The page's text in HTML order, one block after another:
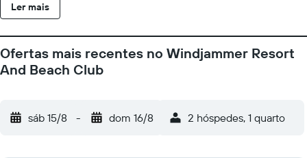
Ler mais
Ofertas mais recentes no Windjammer Resort
And Beach Club
sáb 15/8 - dom 16/8 2 hóspedes, 1 quarto